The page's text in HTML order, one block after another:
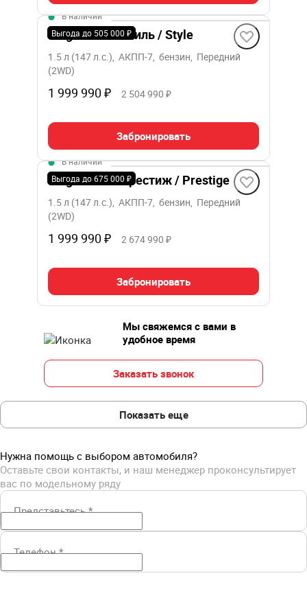
Выгода до 505 000 ₽
В наличии
Belgee X50+ Стиль / Style
1.5 л (147 л.с.), АКПП-7, бензин, Передний
(2WD)
1 999 990 ₽ 2 504 990 ₽
Забронировать
Выгода до 675 000 ₽
В наличии
Belgee X50+ Престиж / Prestige
1.5 л (147 л.с.), АКПП-7, бензин, Передний
(2WD)
1 999 990 ₽ 2 674 990 ₽
Забронировать
Мы свяжемся с вами в
удобное время
Заказать звонок
Показать еще
Нужна помощь с выбором автомобиля?
Оставьте свои контакты, и наш менеджер проконсультирует
вас по модельному ряду
Представьтесь*
Телефон*